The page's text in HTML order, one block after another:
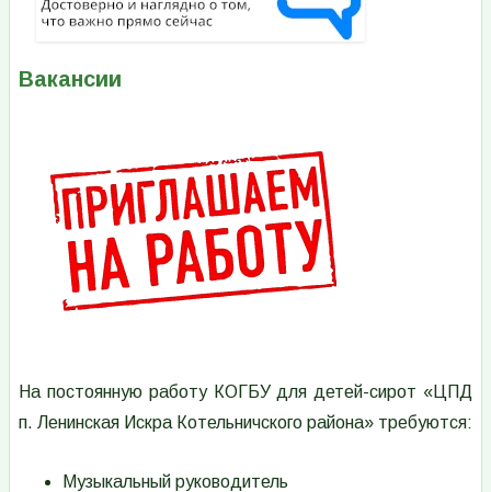
Вакансии
На постоянную работу КОГБУ для детей-сирот «ЦПД
п. Ленинская Искра Котельничского района» требуются:
Музыкальный руководитель